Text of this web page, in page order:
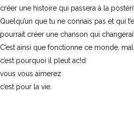
créer une histoire qui passera à la
Quelqu’un que tu ne connais pas et qui
pourrait créer une chanson qui
C’est ainsi que fonctionne ce monde,
c’est pourquoi il pleut ac!d
vous vous aimerez
c’est pour la vie.